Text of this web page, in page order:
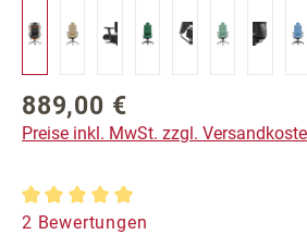
Regulärer Preis:
889,00 €
Preise inkl. MwSt. zzgl.
Durchschnittliche Bewertung von
2 Bewertungen